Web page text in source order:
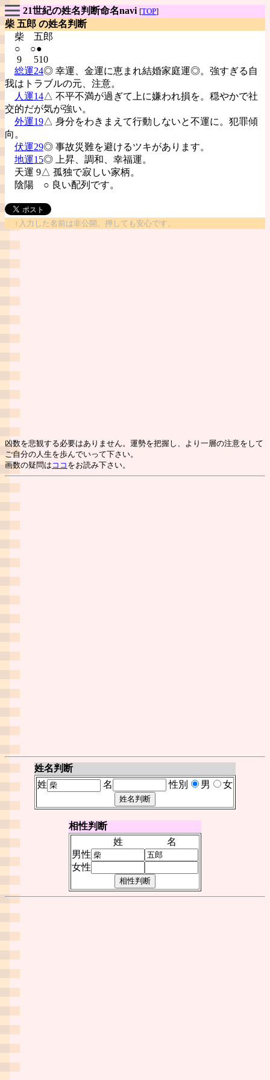
21世紀の姓名判断命名navi [TOP]
柴 五郎 の姓名判断
柴 五郎
○ ○●
9 510
総運24◎ 幸運、金運に恵まれ結婚家庭運◎。強すぎる自
我はトラブルの元、注意。
人運14△ 不平不満が過ぎて上に嫌われ損を。穏やかで社
交的だが気が強い。
外運19△ 身分をわきまえて行動しないと不運に。犯罪傾
向。
伏運29◎ 事故災難を避けるツキがあります。
地運15◎ 上昇、調和、幸福運。
天運 9△ 孤独で寂しい家柄。
陰陽 ○ 良い配列です。
↑入力した名前は非公開。押しても安心です。
凶数を悲観する必要はありません。運勢を把握し、より一層の注意をして
ご自分の人生を歩んでいって下さい。
画数の疑問は ココ をお読み下さい。
姓名判断
姓
名 性別 男 女
相性判断
姓
名
男性
女性